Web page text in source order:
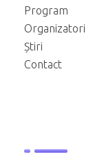
Program
Organizatori
Știri
Contact